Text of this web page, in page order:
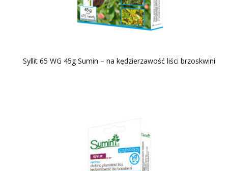
Syllit 65 WG 45g Sumin – na kędzierzawość liści brzoskwini